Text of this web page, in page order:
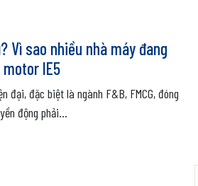
Vì sao nhiều nhà máy đang
IE5
đại, đặc biệt là ngành F&B, FMCG, đóng
động phải...